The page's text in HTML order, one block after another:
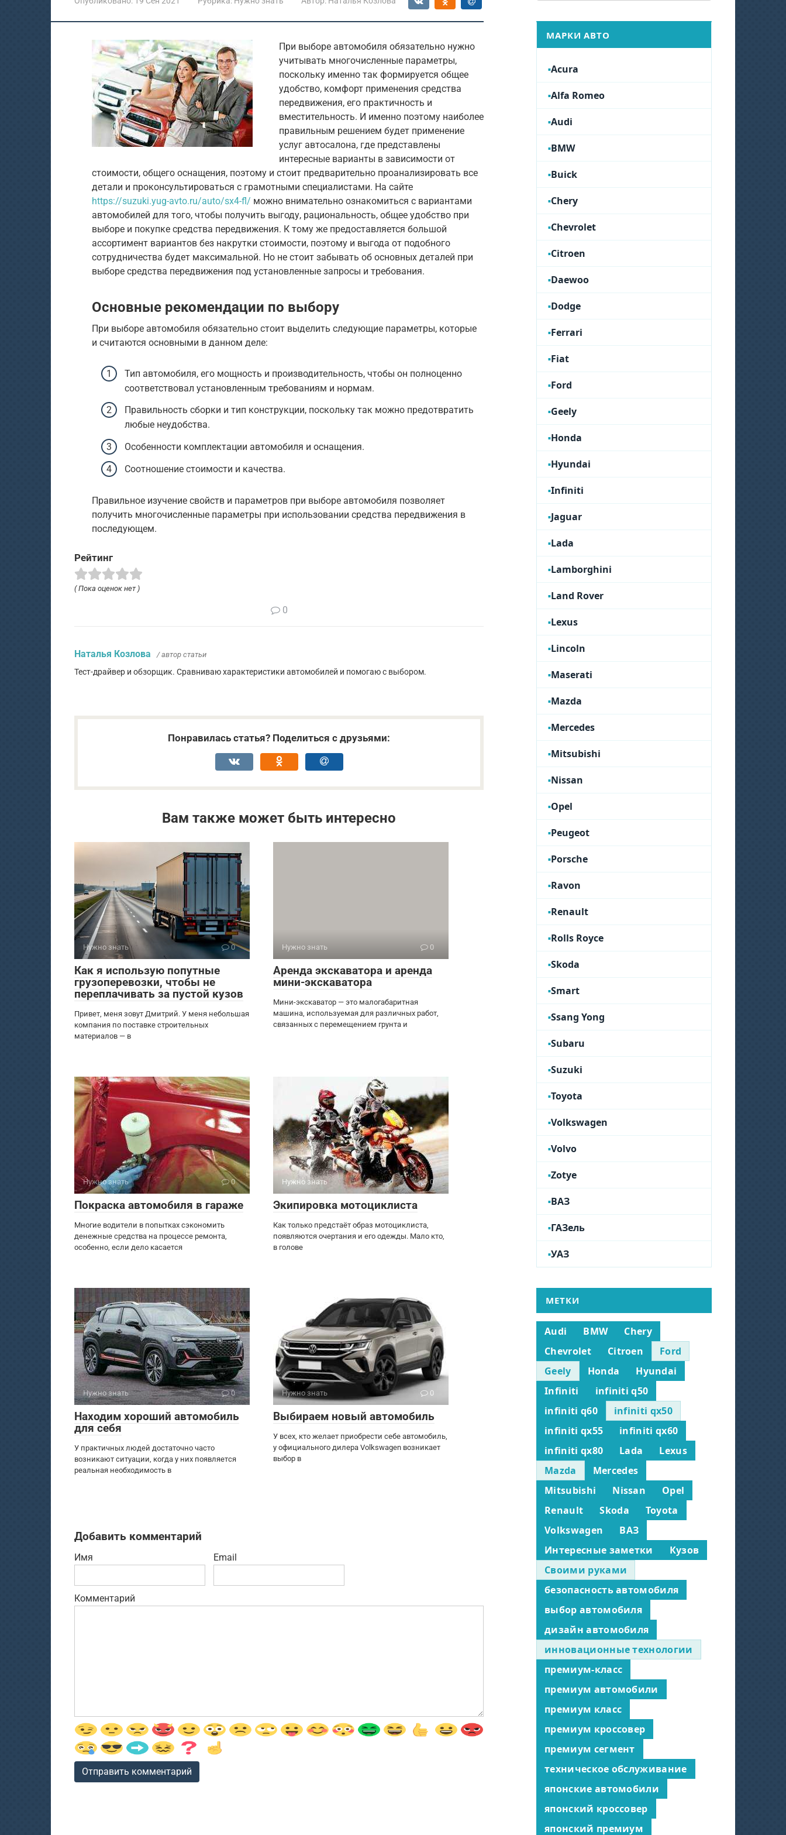
При выборе автомобиля обязательно нужно
учитывать многочисленные параметры,
поскольку именно так формируется общее
удобство, комфорт применения средства
передвижения, его практичность и
вместительность. И именно поэтому наиболее
правильным решением будет применение
услуг автосалона, где представлены
интересные варианты в зависимости от
стоимости, общего оснащения, поэтому и стоит предварительно проанализировать все
детали и проконсультироваться с грамотными специалистами. На сайте
https://suzuki.yug-avto.ru/auto/sx4-fl/ можно внимательно ознакомиться с вариантами
автомобилей для того, чтобы получить выгоду, рациональность, общее удобство при
выборе и покупке средства передвижения. К тому же предоставляется большой
ассортимент вариантов без накрутки стоимости, поэтому и выгода от подобного
сотрудничества будет максимальной. Но не стоит забывать об основных деталей при
выборе средства передвижения под установленные запросы и требования.
Основные рекомендации по выбору
При выборе автомобиля обязательно стоит выделить следующие параметры, которые
и считаются основными в данном деле:
Тип автомобиля, его мощность и производительность, чтобы он полноценно
соответствовал установленным требованиям и нормам.
Правильность сборки и тип конструкции, поскольку так можно предотвратить
любые неудобства.
Особенности комплектации автомобиля и оснащения.
Соотношение стоимости и качества.
Правильное изучение свойств и параметров при выборе автомобиля позволяет
получить многочисленные параметры при использовании средства передвижения в
последующем.
Рейтинг
( Пока оценок нет )
0
Наталья Козлова / автор статьи
Тест-драйвер и обзорщик. Сравниваю характеристики автомобилей и помогаю с выбором.
Понравилась статья? Поделиться с друзьями:
Вам также может быть интересно
Нужно знать 0
Как я использую попутные
грузоперевозки, чтобы не
переплачивать за пустой кузов
Привет, меня зовут Дмитрий. У меня небольшая
компания по поставке строительных
материалов — в
Нужно знать 0
Аренда экскаватора и аренда
мини-экскаватора
Мини-экскаватор — это малогабаритная
машина, используемая для различных работ,
связанных с перемещением грунта и
Нужно знать 0
Покраска автомобиля в гараже
Многие водители в попытках сэкономить
денежные средства на процессе ремонта,
особенно, если дело касается
Нужно знать 0
Экипировка мотоциклиста
Как только предстаёт образ мотоциклиста,
появляются очертания и его одежды. Мало кто,
в голове
Нужно знать 0
Находим хороший автомобиль
для себя
У практичных людей достаточно часто
возникают ситуации, когда у них появляется
реальная необходимость в
Нужно знать 0
Выбираем новый автомобиль
У всех, кто желает приобрести себе автомобиль,
у официального дилера Volkswagen возникает
выбор в
Добавить комментарий
Имя Email
Комментарий
МАРКИ АВТО
Acura
Alfa Romeo
Audi
BMW
Buick
Chery
Chevrolet
Citroen
Daewoo
Dodge
Ferrari
Fiat
Ford
Geely
Honda
Hyundai
Infiniti
Jaguar
Lada
Lamborghini
Land Rover
Lexus
Lincoln
Maserati
Mazda
Mercedes
Mitsubishi
Nissan
Opel
Peugeot
Porsche
Ravon
Renault
Rolls Royce
Skoda
Smart
Ssang Yong
Subaru
Suzuki
Toyota
Volkswagen
Volvo
Zotye
ВАЗ
ГАЗель
УАЗ
МЕТКИ
Audi BMW
Chery
Chevrolet
Citroen
Ford
Geely
Honda
Hyundai
Infiniti
infiniti q50
infiniti q60
infiniti qx50
infiniti qx55
infiniti qx60
infiniti qx80
Lada
Lexus
Mazda
Mercedes
Mitsubishi
Nissan
Opel
Renault
Skoda
Toyota
Volkswagen
ВАЗ
Интересные заметки
Кузов
Своими руками
безопасность автомобиля
выбор автомобиля
дизайн автомобиля
инновационные технологии
премиум-класс
премиум автомобили
премиум класс
премиум кроссовер
премиум сегмент
техническое обслуживание
японские автомобили
японский кроссовер
японский премиум